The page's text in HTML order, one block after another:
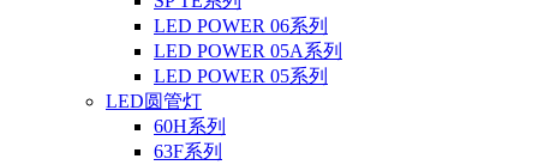
LED POWER 06系列
LED POWER 05A系列
LED POWER 05系列
LED圆管灯
60H系列
63F系列